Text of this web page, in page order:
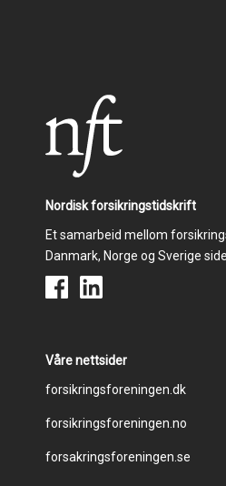
Nordisk forsikringstidskrift
Et samarbeid mellom
Danmark, Norge og Sverige
Våre nettsider
Footer
menu
forsikringsforeningen.dk
forsikringsforeningen.no
forsakringsforeningen.se